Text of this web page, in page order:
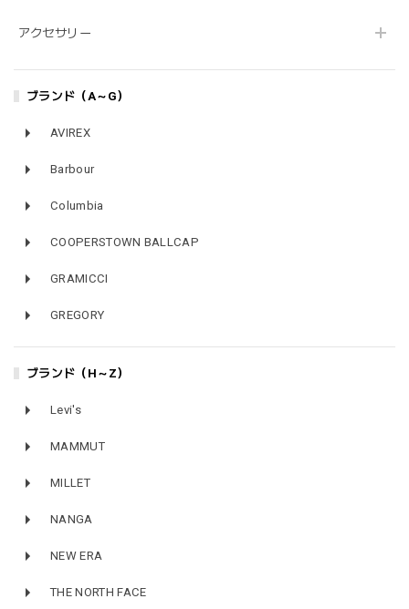
アクセサリー
ブランド（A～G）
AVIREX
Barbour
Columbia
COOPERSTOWN BALLCAP
GRAMICCI
GREGORY
ブランド（H～Z）
Levi's
MAMMUT
MILLET
NANGA
NEW ERA
THE NORTH FACE